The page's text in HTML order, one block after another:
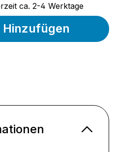
ca. 2-4 Werktage
Hinzufügen